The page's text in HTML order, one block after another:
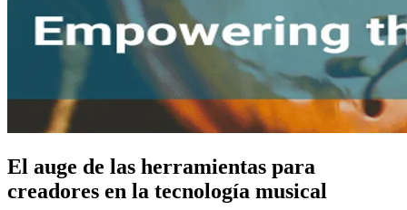
El auge de las herramientas para
creadores en la tecnología musical